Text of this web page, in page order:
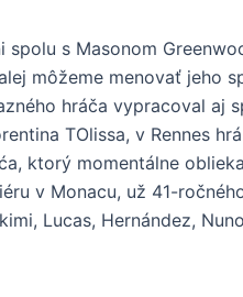
s Masonom
môžeme menovať jeho
hráča vypracoval aj
TOlissa, v Rennes
ktorý momentálne
v Monacu, už 41-
Lucas, Hernández,